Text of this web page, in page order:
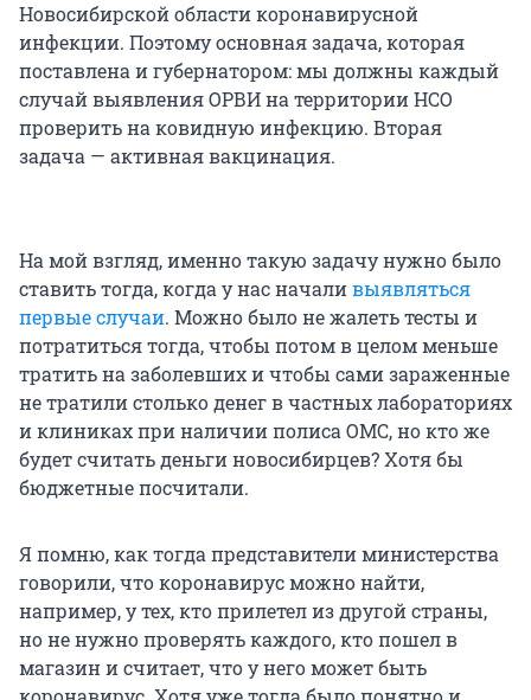
Новосибирской области коронавирусной
инфекции. Поэтому основная задача, которая
поставлена и губернатором: мы должны каждый
случай выявления ОРВИ на территории НСО
проверить на ковидную инфекцию. Вторая
задача — активная вакцинация.
На мой взгляд, именно такую задачу нужно было
ставить тогда, когда у нас началивыявляться
первые случаи. Можно было не жалеть тесты и
потратиться тогда, чтобы потом в целом меньше
тратить на заболевших и чтобы сами зараженные
не тратили столько денег в частных лабораториях
и клиниках при наличии полиса ОМС, но кто же
будет считать деньги новосибирцев? Хотя бы
бюджетные посчитали.
Я помню, как тогда представители министерства
говорили, что коронавирус можно найти,
например, у тех, кто прилетел из другой страны,
но не нужно проверять каждого, кто пошел в
магазин и считает, что у него может быть